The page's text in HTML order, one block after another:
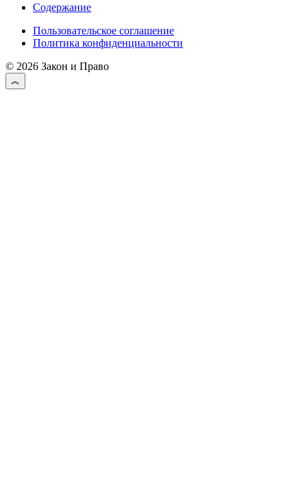
Содержание
Пользовательское соглашение
Политика конфиденциальности
© 2026 Закон и Право